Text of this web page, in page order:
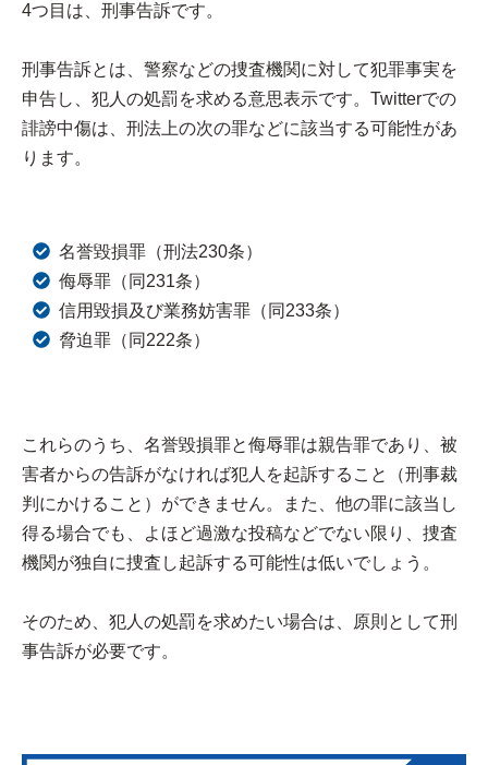
4つ目は、刑事告訴です。
刑事告訴とは、警察などの捜査機関に対して犯罪事実を
申告し、犯人の処罰を求める意思表示です。Twitterでの
誹謗中傷は、刑法上の次の罪などに該当する可能性があ
ります。
名誉毀損罪（刑法230条）
侮辱罪（同231条）
信用毀損及び業務妨害罪（同233条）
脅迫罪（同222条）
これらのうち、名誉毀損罪と侮辱罪は親告罪であり、被
害者からの告訴がなければ犯人を起訴すること（刑事裁
判にかけること）ができません。また、他の罪に該当し
得る場合でも、よほど過激な投稿などでない限り、捜査
機関が独自に捜査し起訴する可能性は低いでしょう。
そのため、犯人の処罰を求めたい場合は、原則として刑
事告訴が必要です。